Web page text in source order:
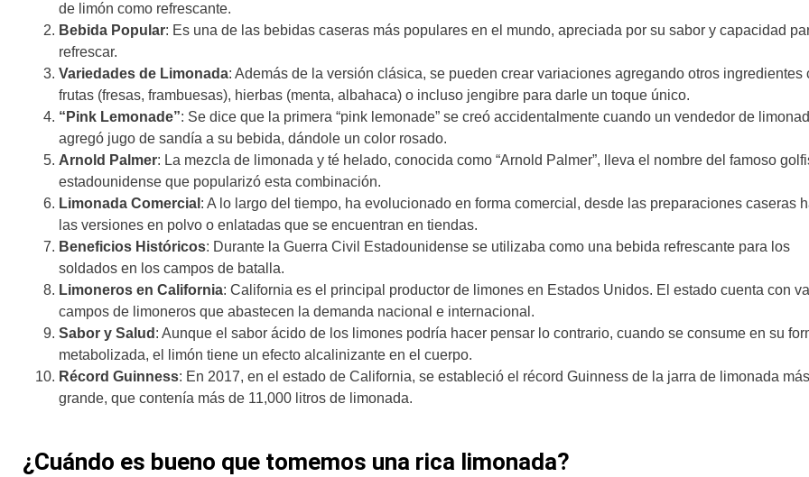
de limón como refrescante.
Bebida Popular: Es una de las bebidas caseras más populares en el mundo, apreciada por su sabor y capacidad
refrescar.
Variedades de Limonada: Además de la versión clásica, se pueden crear variaciones agregando otros ingredientes
frutas (fresas, frambuesas), hierbas (menta, albahaca) o incluso jengibre para darle un toque único.
“Pink Lemonade”: Se dice que la primera “pink lemonade” se creó accidentalmente cuando un vendedor de
agregó jugo de sandía a su bebida, dándole un color rosado.
Arnold Palmer: La mezcla de limonada y té helado, conocida como “Arnold Palmer”, lleva el nombre del famoso
estadounidense que popularizó esta combinación.
Limonada Comercial : A lo largo del tiempo, ha evolucionado en forma comercial, desde las preparaciones caseras
las versiones en polvo o enlatadas que se encuentran en tiendas.
Beneficios Históricos: Durante la Guerra Civil Estadounidense se utilizaba como una bebida refrescante para los
soldados en los campos de batalla.
Limoneros en California: California es el principal productor de limones en Estados Unidos. El estado cuenta con
campos de limoneros que abastecen la demanda nacional e internacional.
Sabor y Salud : Aunque el sabor ácido de los limones podría hacer pensar lo contrario, cuando se consume en su
metabolizada, el limón tiene un efecto alcalinizante en el cuerpo.
Récord Guinness: En 2017, en el estado de California, se estableció el récord Guinness de la jarra de limonada más
grande, que contenía más de 11,000 litros de limonada.
¿Cuándo es bueno que tomemos una rica limonada?